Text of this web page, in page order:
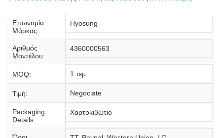
Επωνυμία
Μάρκας:
Hyosung
Αριθμός
Μοντέλου:
4360000563
MOQ: 1 τεμ
Τιμή: Negociate
Packaging
Details:
Χαρτοκιβώτιο